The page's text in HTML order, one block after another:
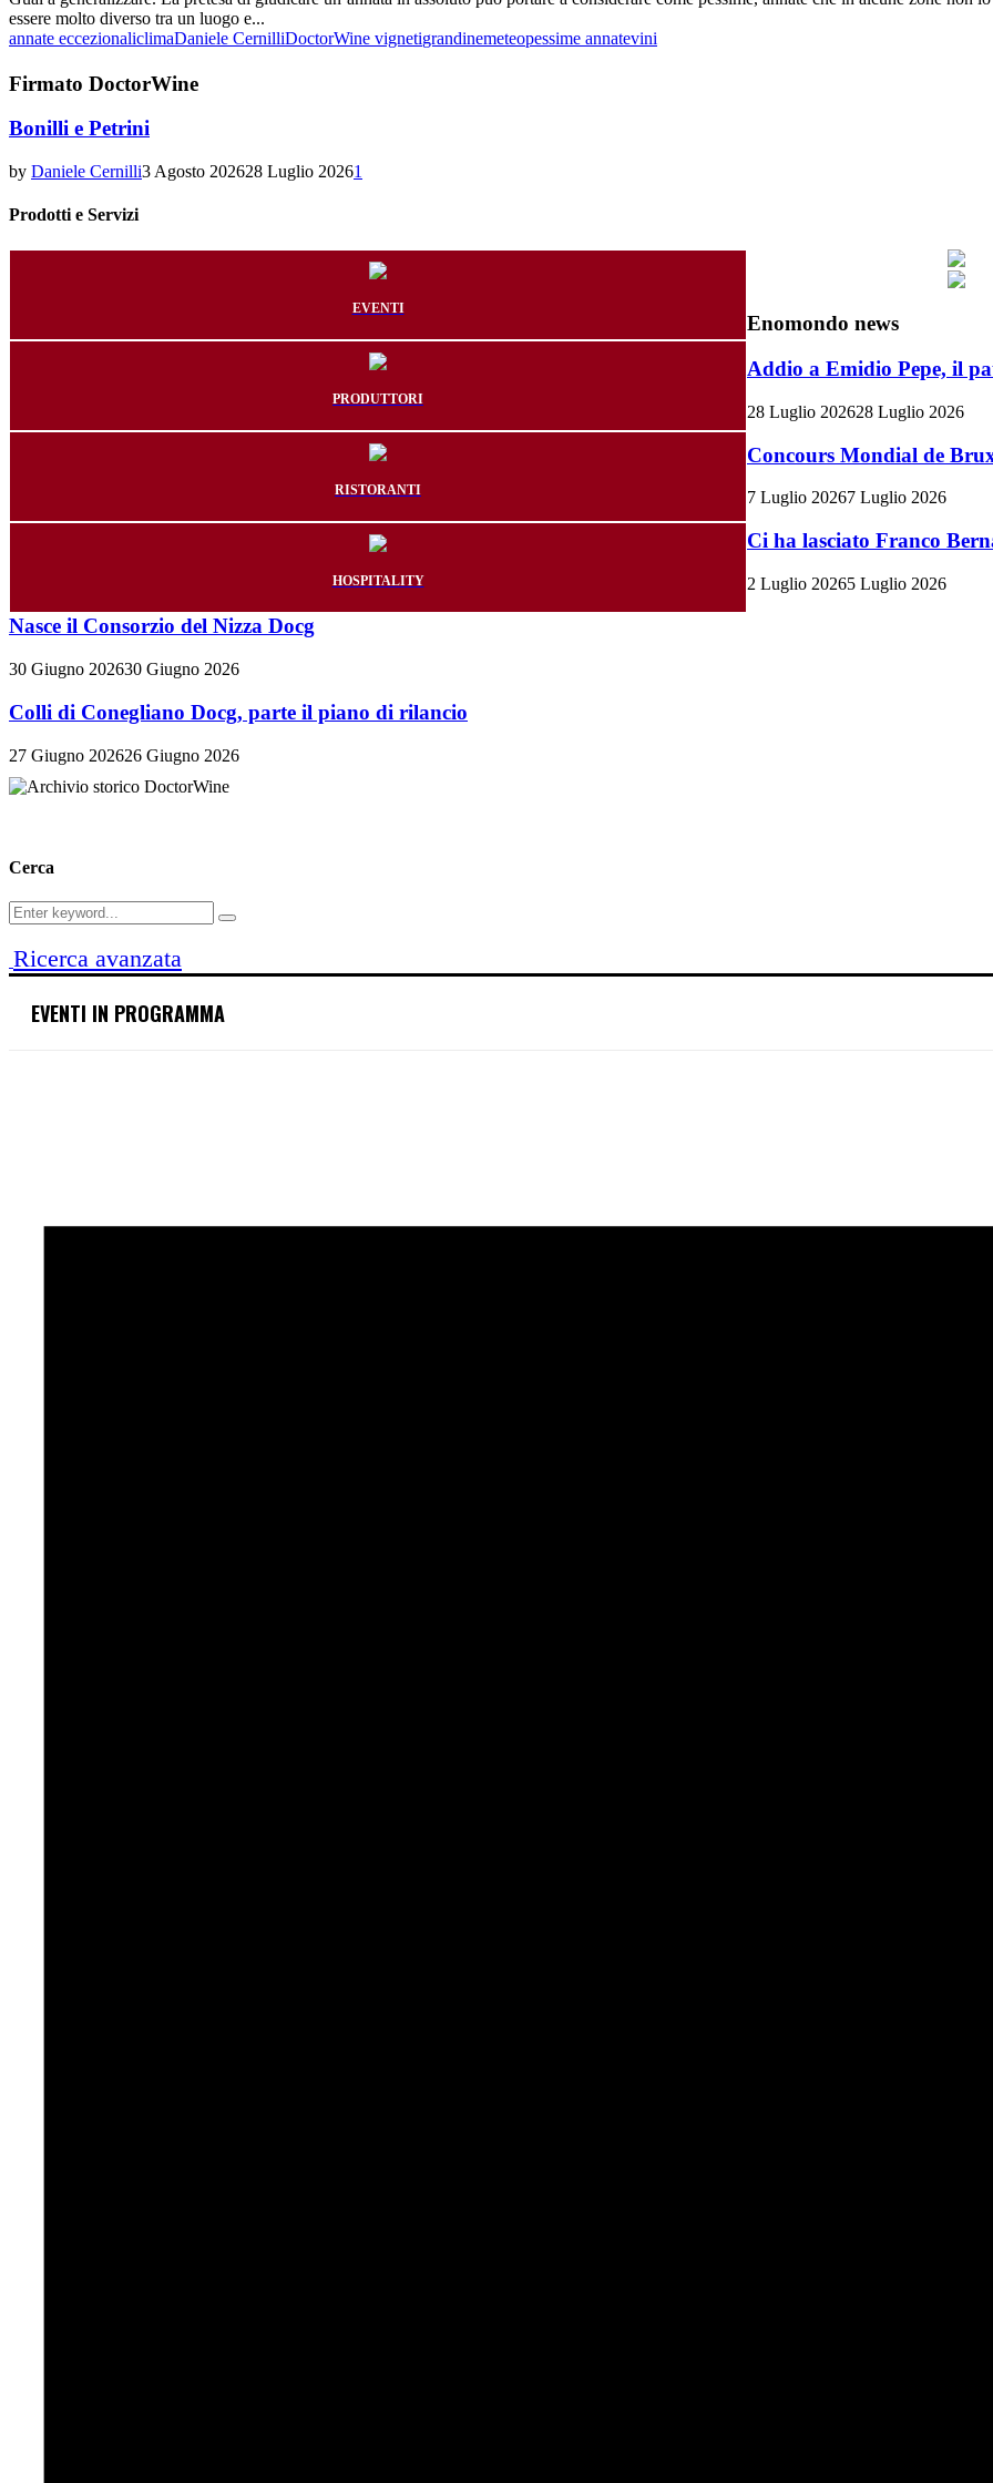
essere molto diverso tra un luogo e...
annate eccezionaliclimaDaniele CernilliDoctorWine vignetigrandinemeteopessime annatevini
Firmato DoctorWine
Bonilli e Petrini
by Daniele Cernilli3 Agosto 202628 Luglio 20261
Prodotti e Servizi
EVENTI
PRODUTTORI
RISTORANTI
HOSPITALITY
Enomondo news
Addio a Emidio Pepe, il
28 Luglio 202628 Luglio 2026
Concours Mondial de
7 Luglio 20267 Luglio 2026
Ci ha lasciato Franco
2 Luglio 20265 Luglio 2026
Nasce il Consorzio del Nizza Docg
30 Giugno 202630 Giugno 2026
Colli di Conegliano Docg, parte il piano di rilancio
27 Giugno 202626 Giugno 2026
Cerca
Search
for:
Search
Ricerca avanzata
EVENTI IN PROGRAMMA